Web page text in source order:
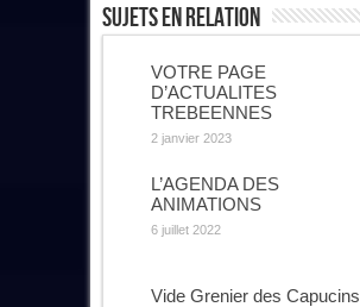
Sujets En Relation
VOTRE PAGE
D’ACTUALITES
TREBEENNES
2 janvier 2023
L’AGENDA DES
ANIMATIONS
6 juillet 2022
Vide Grenier des Capucins